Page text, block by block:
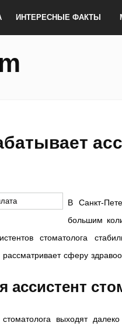
ИНТЕРЕСНЫЕ ФАКТЫ
В Санкт-
большим
стоматолога
сферу
ассистент
стоматолога выходят